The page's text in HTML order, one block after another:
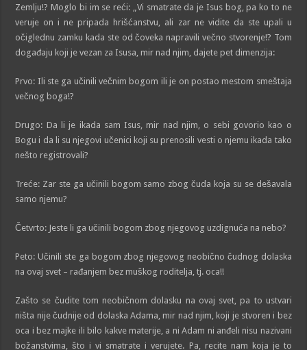
Zemlju!? Moglo bi im se reći: „Vi smatrate da je Isus bog, pa ko to ne
veruje on i ne pripada hrišćanstvu, ali zar ne vidite da ste upali u
očiglednu zamku kada ste od čoveka napravili večno stvorenje!? Tom
događaju koji je vezan za Isusa, mir nad njim, dajete pet dimenzija:
Prvo: Ili ste ga učinili večnim bogom ili je on postao mestom smeštaja
večnog boga!?
Drugo: Da li je ikada sam Isus, mir nad njim, o sebi govorio kao o
Bogu i da li su njegovi učenici koji su prenosili vesti o njemu ikada tako
nešto registrovali?
Treće: Zar ste ga učinili bogom samo zbog čuda koja su se dešavala
samo njemu?
Četvrto: Jeste li ga učinili bogom zbog njegovog uzdignuća na nebo?
Peto: Učinili ste ga bogom zbog njegovog neobično čudnog dolaska
na ovaj svet – rađanjem bez muškog roditelja, tj. oca!!
Zašto se čudite tom neobičnom dolasku na ovaj svet, pa to ustvari
ništa nije čudnije od dolaska Adama, mir nad njim, koji je stvoren i bez
oca i bez majke ili bilo kakve materije, a ni Adam ni anđeli nisu nazivani
božanstvima, što i vi smatrate i verujete. Pa, recite nam koja je to